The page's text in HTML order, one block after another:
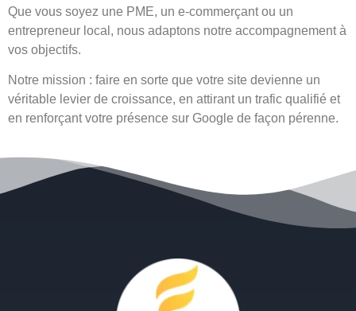
Que vous soyez une PME, un e-commerçant ou un
entrepreneur local, nous adaptons notre accompagnement à
vos objectifs.
Notre mission : faire en sorte que votre site devienne un
véritable levier de croissance, en attirant un trafic qualifié et
en renforçant votre présence sur Google de façon pérenne.